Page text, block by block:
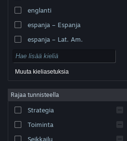
© Valve Corporation. Kaikki oikeudet pidätetään. Kaikki
Yhdysvalloissa ja kaikkialla maailmassa.
Helppokäyttötoiminnot
Hyvitykset|Evästeet
englanti
espanja – Espanja
espanja – Lat. Am.
Muuta kieliasetuksia
Rajaa tunnisteella
Strategia
Toiminta
Seikkailu